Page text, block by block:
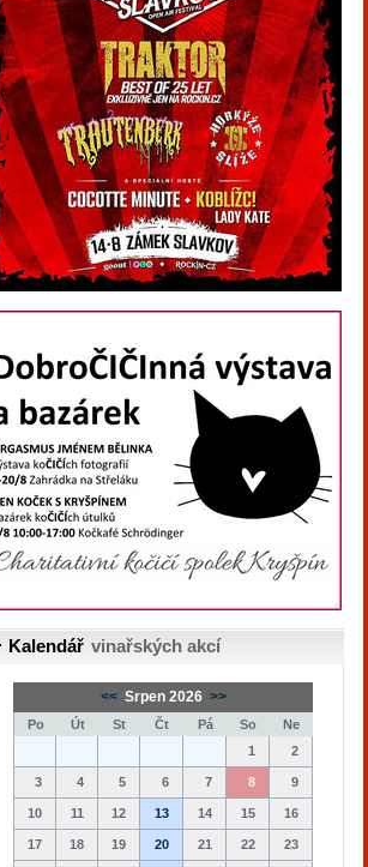
Kalendář vinařských akcí
<< Srpen 2026 >>
Po Út St Čt Pá So
Ne
1
2
3 4 5 6 7 8 9
10 11 12 13 14 15 16
17 18 19 20 21 22 23